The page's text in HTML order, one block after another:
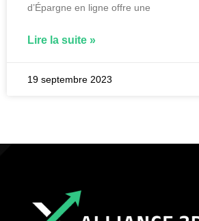
d’Épargne en ligne offre une
Lire la suite »
19 septembre 2023